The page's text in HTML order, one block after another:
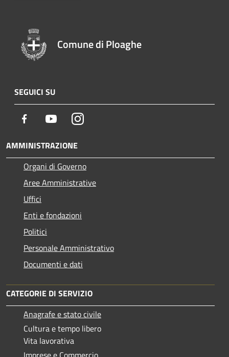
Comune di Ploaghe
SEGUICI SU
Facebook YoutubeInstagram
AMMINISTRAZIONE
Organi di Governo
Aree Amministrative
Uffici
Enti e fondazioni
Politici
Personale Amministrativo
Documenti e dati
CATEGORIE DI SERVIZIO
Anagrafe e stato civile
Cultura e tempo libero
Vita lavorativa